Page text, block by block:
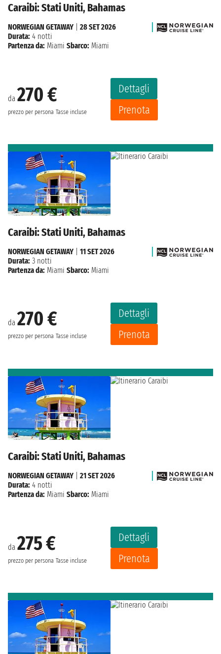
Caraibi: Stati Uniti, Bahamas
da 270 €
prezzo per persona Tasse incluse
Dettagli
Prenota
NORWEGIAN GETAWAY
28 SET 2026
Durata: 4 notti
Partenza da: Miami Sbarco: Miami
Caraibi: Stati Uniti, Bahamas
da 270 €
prezzo per persona Tasse incluse
Dettagli
Prenota
NORWEGIAN GETAWAY
11 SET 2026
Durata: 3 notti
Partenza da: Miami Sbarco: Miami
Caraibi: Stati Uniti, Bahamas
da 275 €
prezzo per persona Tasse incluse
Dettagli
Prenota
NORWEGIAN GETAWAY
21 SET 2026
Durata: 4 notti
Partenza da: Miami Sbarco: Miami